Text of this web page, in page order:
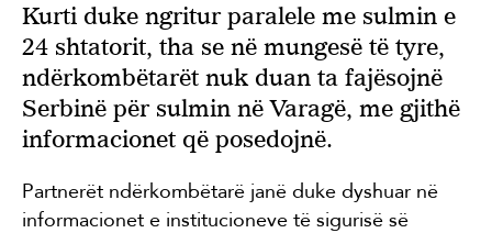
Kurti duke ngritur paralele me sulmin e
24 shtatorit, tha se në mungesë të tyre,
ndërkombëtarët nuk duan ta fajësojnë
Serbinë për sulmin në Varagë, me gjithë
informacionet që posedojnë.
Partnerët ndërkombëtarë janë duke dyshuar në
informacionet e institucioneve të sigurisë së